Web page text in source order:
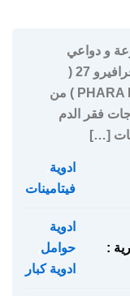
و دواعي
إستخدام فرافيرو 27 (
PHARA FERO 27 ) من
فقر الدم
[…]
ادوية
فيتامينات
:
ادوية
حوامل
ادوية كبار